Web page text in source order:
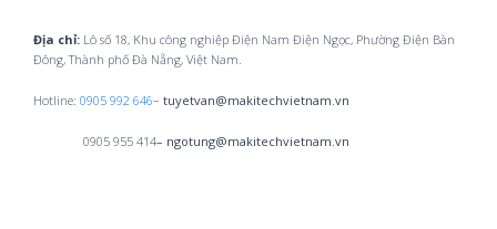
Địa chỉ: Lô số 18, Khu công nghiệp Điện Nam Điện Ngọc, Phường Điện Bàn
Đông, Thành phố Đà Nẵng, Việt Nam.
Hotline: 0905 992 646– tuyetvan@makitechvietnam.vn
0905 955 414– ngotung@makitechvietnam.vn